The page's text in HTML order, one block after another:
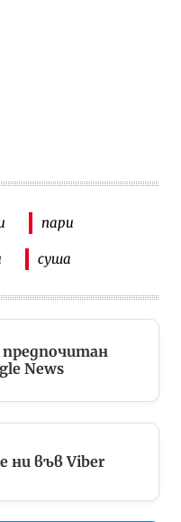
пари
суша
News
ни във Viber